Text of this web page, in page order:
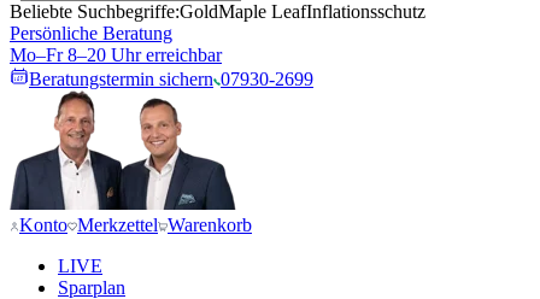
Beliebte Suchbegriffe:GoldMaple LeafInflationsschutz
Persönliche Beratung
Mo–Fr 8–20 Uhr erreichbar
Beratungstermin sichern 07930-2699
Konto Merkzettel Warenkorb
LIVE
Sparplan